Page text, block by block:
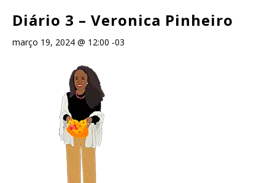
Diário 3 – Veronica Pinheiro
março 19, 2024 @ 12:00 -03